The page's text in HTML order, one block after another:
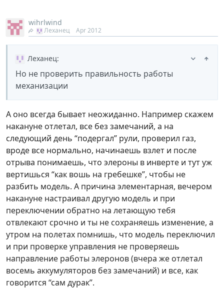
wihrlwind
Леханец Apr 2012
Леханец:
Но не проверить правильность работы
механизации
А оно всегда бывает неожиданно. Например скажем
накануне отлетал, все без замечаний, а на
следующий день “подергал” рули, проверил газ,
вроде все нормально, начинаешь взлет и после
отрыва понимаешь, что элероны в инверте и тут уж
вертишься “как вошь на гребешке”, чтобы не
разбить модель. А причина элементарная, вечером
накануне настраивал другую модель и при
переключении обратно на летающую тебя
отвлекают срочно и ты не сохраняешь изменение, а
утром на полетах помнишь, что модель переключил
и при проверке управления не проверяешь
направление работы элеронов (вчера же отлетал
восемь аккумуляторов без замечаний) и все, как
говорится “сам дурак”.